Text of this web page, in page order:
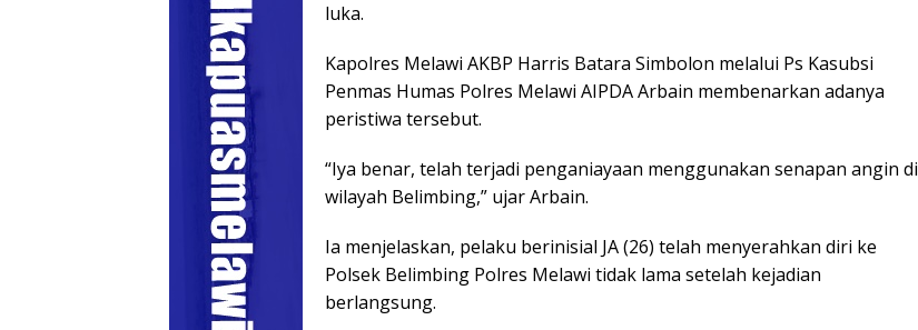
luka.
Kapolres Melawi AKBP Harris Batara Simbolon melalui Ps Kasubsi
Penmas Humas Polres Melawi AIPDA Arbain membenarkan adanya
peristiwa tersebut.
“Iya benar, telah terjadi penganiayaan menggunakan senapan angin di
wilayah Belimbing,” ujar Arbain.
Ia menjelaskan, pelaku berinisial JA (26) telah menyerahkan diri ke
Polsek Belimbing Polres Melawi tidak lama setelah kejadian
berlangsung.